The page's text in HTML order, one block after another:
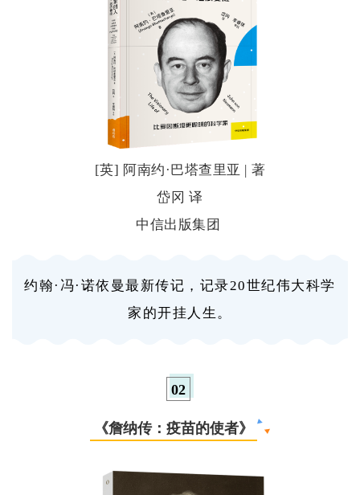
[英] 阿南约·巴塔查里亚 | 著
岱冈 译
中信出版集团
约翰·冯·诺依曼最新传记，记录20世纪伟大科学
家的开挂人生。
02
《詹纳传：疫苗的使者》